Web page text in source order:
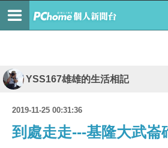
YSS167雄雄的生活相記
2019-11-25 00:31:36
到處走走---基隆大武崙